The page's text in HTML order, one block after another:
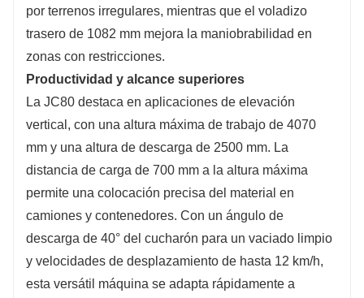
por terrenos irregulares, mientras que el voladizo
trasero de 1082 mm mejora la maniobrabilidad en
zonas con restricciones.
Productividad y alcance superiores
La JC80 destaca en aplicaciones de elevación
vertical, con una altura máxima de trabajo de 4070
mm y una altura de descarga de 2500 mm. La
distancia de carga de 700 mm a la altura máxima
permite una colocación precisa del material en
camiones y contenedores. Con un ángulo de
descarga de 40° del cucharón para un vaciado limpio
y velocidades de desplazamiento de hasta 12 km/h,
esta versátil máquina se adapta rápidamente a